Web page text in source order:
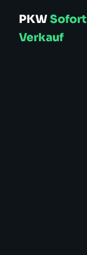
PKW Sofort
Verkauf